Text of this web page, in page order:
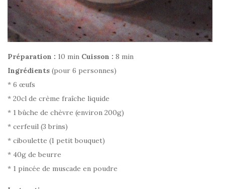
Préparation : 10 min Cuisson : 8 min
Ingrédients (pour 6 personnes)
* 6 œufs
* 20cl de crème fraîche liquide
* 1 bûche de chèvre (environ 200g)
* cerfeuil (3 brins)
* ciboulette (1 petit bouquet)
* 40g de beurre
* 1 pincée de muscade en poudre